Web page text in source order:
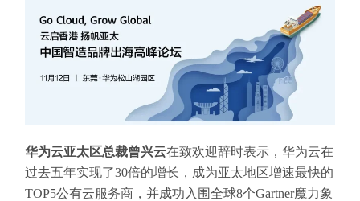
华为云亚太区总裁曾兴云在致欢迎辞时表示，华为云在
过去五年实现了30倍的增长，成为亚太地区增速最快的
TOP5公有云服务商，并成功入围全球8个Gartner魔力象